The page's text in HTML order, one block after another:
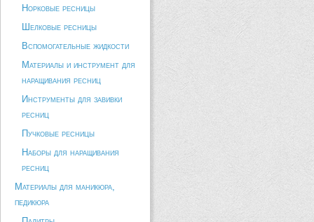
Норковые ресницы
Шелковые ресницы
Вспомогательные жидкости
Материалы и инструмент для
наращивания ресниц
Инструменты для завивки
ресниц
Пучковые ресницы
Наборы для наращивания
ресниц
Материалы для маникюра,
педикюра